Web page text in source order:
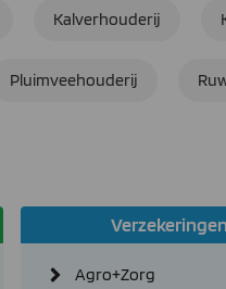
Kalverhouderij
Pluimveehouderij
Verzekeringen
Agro+Zorg